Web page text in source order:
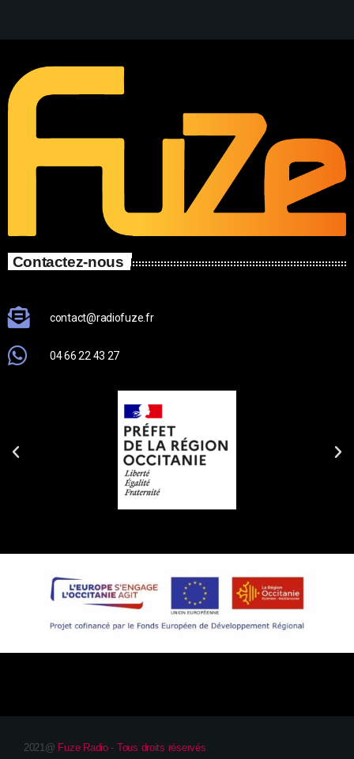
Contactez-nous
contact@radiofuze.fr
04 66 22 43 27
2021@ Fuze Radio - Tous droits réservés